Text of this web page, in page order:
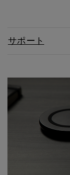
サポート